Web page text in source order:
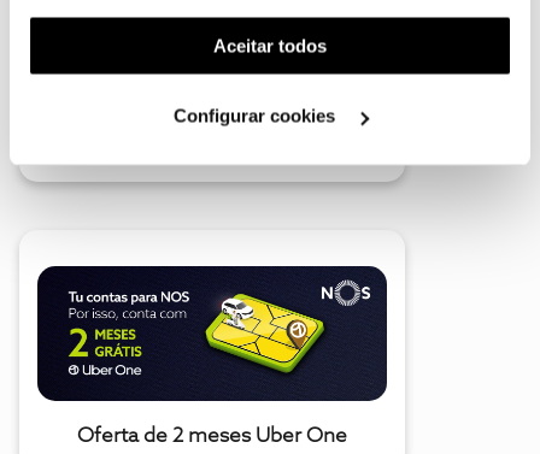
funcionalidade) e adaptar anúncios aos seus interesses
(cookies de publicidade personalizada). Pode gerir a
utilização dos cookies clicando em "Configurar
Aceitar todos
Configurar cookies
Oferta de 2 meses Uber One